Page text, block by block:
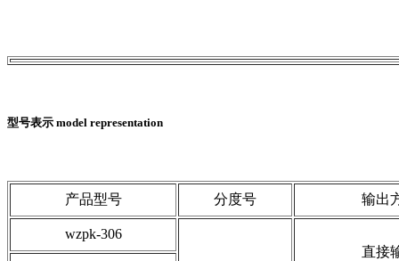
型号表示 model representation
产品型号 分度号 输出
wzpk-306
直接